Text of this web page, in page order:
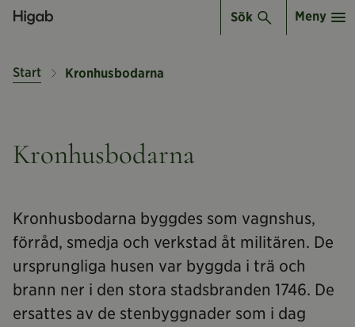
Sök Meny
Start Kronhusbodarna
Kronhusbodarna
Kronhusbodarna byggdes som vagnshus,
förråd, smedja och verkstad åt militären. De
ursprungliga husen var byggda i trä och
brann ner i den stora stadsbranden 1746. De
ersattes av de stenbyggnader som i dag